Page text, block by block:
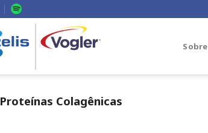
Sobre
Proteínas Colagênicas